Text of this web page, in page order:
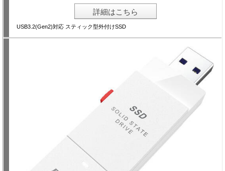
詳細はこちら
USB3.2(Gen2)対応 スティック型外付けSSD